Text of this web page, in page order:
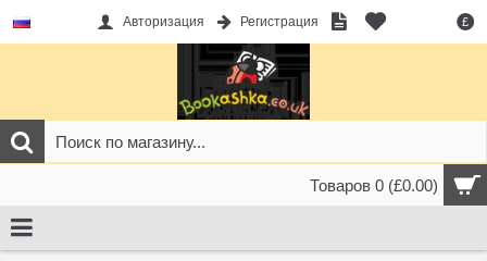
£
Авторизация Регистрация
Товаров 0 (£0.00)